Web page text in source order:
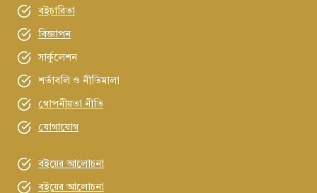
বইচারিতা
বিজ্ঞাপন
সার্কুলেশন
শর্তাবলি ও নীতিমালা
গোপনীয়তা নীতি
যোগাযোগ
বইয়ের আলোচনা
বইয়ের আলোচনা